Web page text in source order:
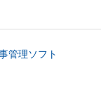
管理ソフト